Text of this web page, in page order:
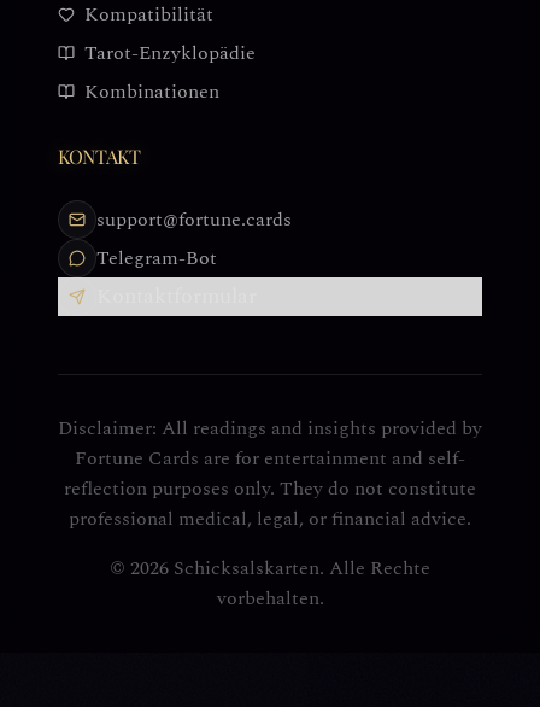
Kompatibilität
Tarot-Enzyklopädie
Kombinationen
KONTAKT
support@fortune.cards
Telegram-Bot
Disclaimer: All readings and insights provided by
Fortune Cards are for entertainment and self-
reflection purposes only. They do not constitute
professional medical, legal, or financial advice.
© 2026 Schicksalskarten. Alle Rechte
vorbehalten.